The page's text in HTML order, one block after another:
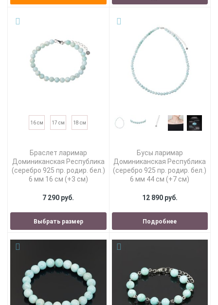
16 см 17 см 18 см
Браслет ларимар
Доминиканская Республика
(серебро 925 пр. родир. бел.)
6 мм 16 см (+3 см)
7 290 руб.
Выбрать размер
Бусы ларимар
Доминиканская Республика
(серебро 925 пр. родир. бел.)
6 мм 44 см (+7 см)
12 890 руб.
Подробнее